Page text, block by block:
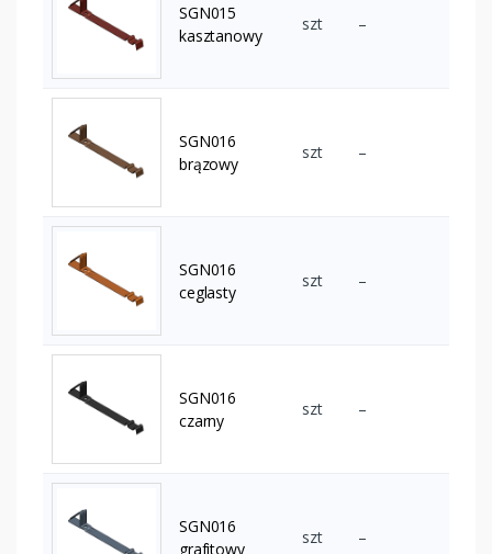
SGN015
kasztanowy
szt –
SGN016
brązowy
szt –
SGN016
ceglasty
szt –
SGN016
czarny
szt –
SGN016
grafitowy
szt –